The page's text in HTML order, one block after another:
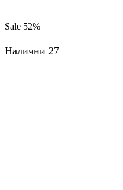
Sale 52%
Налични 27